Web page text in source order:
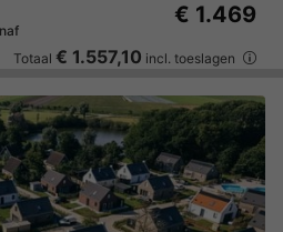
€ 1.469
Totaal € 1.557,10 incl. toeslagen